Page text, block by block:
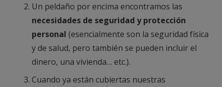
Un peldaño por encima encontramos las
necesidades de seguridad y protección
personal (esencialmente son la seguridad física
y de salud, pero también se pueden incluir el
dinero, una vivienda… etc.).
Cuando ya están cubiertas nuestras